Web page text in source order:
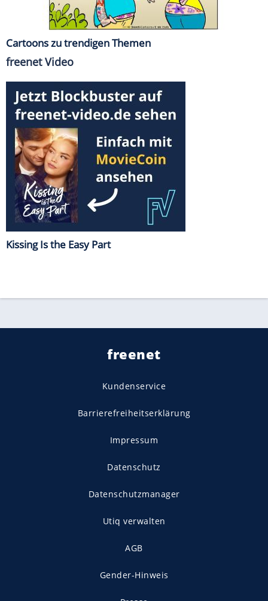
Cartoons zu trendigen Themen
freenet Video
Kissing Is the Easy Part
freenet
Kundenservice
Barrierefreiheitserklärung
Impressum
Datenschutz
Datenschutzmanager
Utiq verwalten
AGB
Gender-Hinweis